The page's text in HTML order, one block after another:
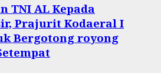
TNI AL Kepada
Prajurit Kodaeral I
Bergotong royong